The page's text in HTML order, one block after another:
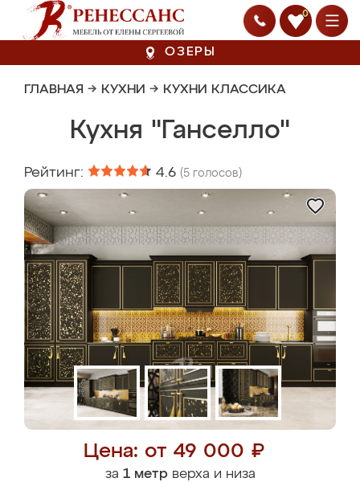
0
ОЗЕРЫ
ГЛАВНАЯ → КУХНИ → КУХНИ КЛАССИКА
Кухня "Ганселло"
Рейтинг: 4.6 (5 голосов)
Цена: от 49 000 ₽
за 1 метрверха и низа